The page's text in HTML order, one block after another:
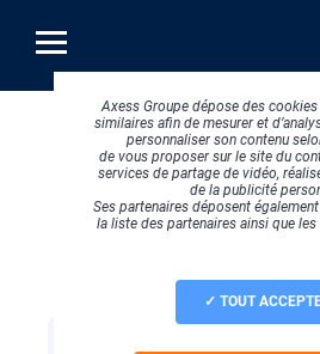
contenu
principal
Axess Groupe dépose des
similaires afin de mesurer et
personnaliser son contenu
de vous proposer sur le site du
services de partage de vidéo,
de la publicité
Ses partenaires déposent
la liste des partenaires ainsi que
TOUT